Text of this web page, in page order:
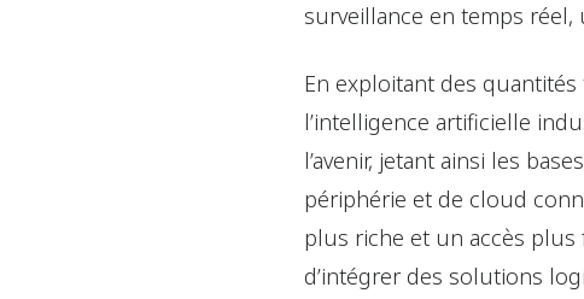
surveillance en temps
En exploitant des
l’intelligence artificielle
l’avenir, jetant ainsi les
périphérie et de cloud
plus riche et un accès plus
d’intégrer des solutions